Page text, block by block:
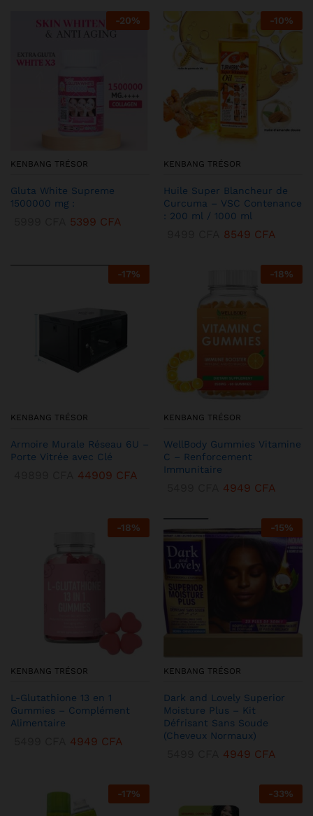
-20%
KENBANG TRÉSOR
Gluta White Supreme
1500000 mg :
5399 CFA
-10%
KENBANG TRÉSOR
Huile Super Blancheur de
Curcuma – VSC Contenance
: 200 ml / 1000 ml
8549 CFA
-17%
KENBANG TRÉSOR
Armoire Murale Réseau 6U –
Porte Vitrée avec Clé
44909 CFA
-18%
KENBANG TRÉSOR
WellBody Gummies Vitamine
C – Renforcement
Immunitaire
4949 CFA
-18%
KENBANG TRÉSOR
L-Glutathione 13 en 1
Gummies – Complément
Alimentaire
4949 CFA
-15%
KENBANG TRÉSOR
Dark and Lovely Superior
Moisture Plus – Kit
Défrisant Sans Soude
(Cheveux Normaux)
4949 CFA
-17% -33%